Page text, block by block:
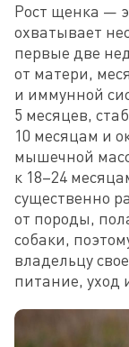
Рост щенка —
охватывает
первые две
от матери,
и иммунной
5 месяцев,
10 месяцам и
мышечной
к 18–24
существенно
от породы,
собаки,
владельцу
питание, уход